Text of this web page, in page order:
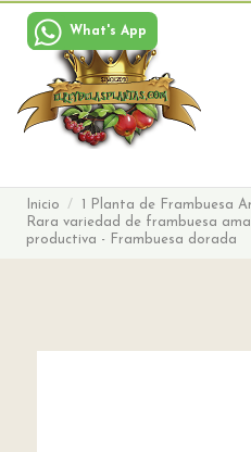
What's App
Inicio
1 Planta de Frambuesa
Rara variedad de frambuesa
productiva - Frambuesa dorada